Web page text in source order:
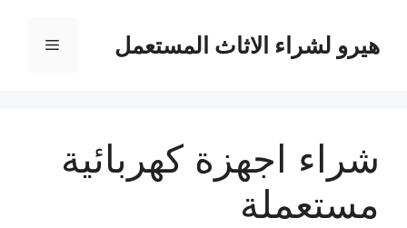
المحتوىهيرو لشراء الاثاث المستعمل القائمة
شراء اجهزة كهربائية
مستعملة